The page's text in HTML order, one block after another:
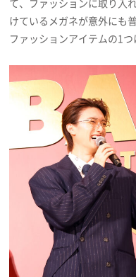
て、ファッションに取り入
けているメガネが意外にも
ファッションアイテムの1つ